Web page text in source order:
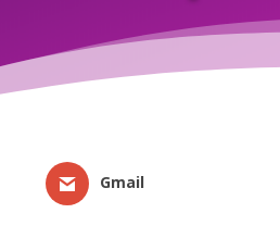
Gmail